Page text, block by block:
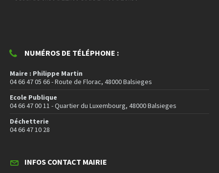
NUMÉROS DE TÉLÉPHONE :
Maire : Philippe Martin
04 66 47 05 66 - Route de Florac, 48000 Balsieges
Ecole Publique
04 66 47 00 11 - Quartier du Luxembourg, 48000 Balsieges
Déchetterie
04 66 47 10 28
INFOS CONTACT MAIRIE